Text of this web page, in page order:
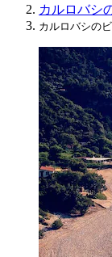
カルロバシ
カルロバシの